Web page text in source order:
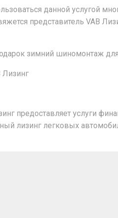
данной услугой
представитель VAB
зимний шиномонтаж для
Лизинг
предоставляет услуги
лизинг легковых